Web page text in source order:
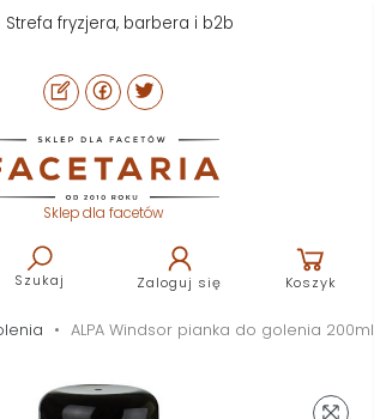
Strefa fryzjera, barbera i b2b
Sklep dla facetów
Szukaj Zaloguj się Koszyk
ALPA Windsor pianka do golenia 200ml